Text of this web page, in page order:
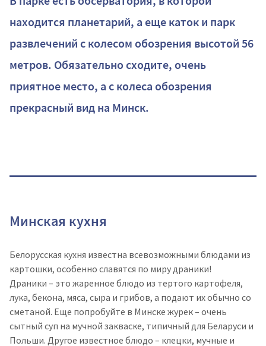
находится планетарий, а еще каток и парк
развлечений с колесом обозрения высотой 56
метров. Обязательно сходите, очень
приятное место, а с колеса обозрения
прекрасный вид на Минск.
Минская кухня
Белорусская кухня известна всевозможными блюдами из
картошки, особенно славятся по миру драники!
Драники – это жаренное блюдо из тертого картофеля,
лука, бекона, мяса, сыра и грибов, а подают их обычно со
сметаной. Еще попробуйте в Минске журек – очень
сытный суп на мучной закваске, типичный для Беларуси и
Польши. Другое известное блюдо – клецки, мучные и